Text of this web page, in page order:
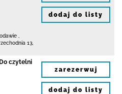
13
dodaj do listy
Do czytelni
zarezerwuj
dodaj do listy